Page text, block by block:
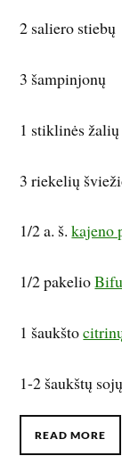
2 saliero stiebų
3 šampinjonų
1 stiklinės
3 riekelių
1/2 a. š.kajeno
1/2 pakelio
1 šaukšto
1-2 šaukštų
READ MORE